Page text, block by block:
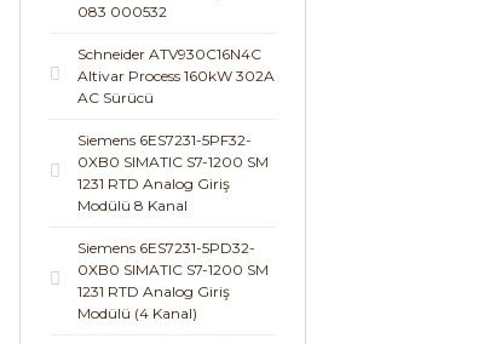
083 000532
Schneider ATV930C16N4C
Altivar Process 160kW 302A
AC Sürücü
Siemens 6ES7231-5PF32-
0XB0 SIMATIC S7-1200 SM
1231 RTD Analog Giriş
Modülü 8 Kanal
Siemens 6ES7231-5PD32-
0XB0 SIMATIC S7-1200 SM
1231 RTD Analog Giriş
Modülü (4 Kanal)